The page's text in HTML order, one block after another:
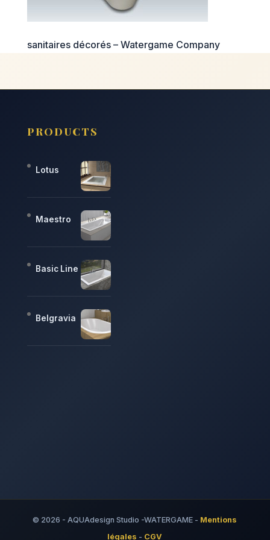
sanitaires décorés – Watergame Company
PRODUCTS
Lotus
Maestro
Basic Line
Belgravia
© 2026 - AQUAdesign Studio -WATERGAME - Mentions
légales - CGV